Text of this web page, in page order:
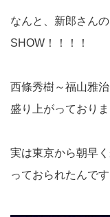
なんと、新郎さん
SHOW！！！！
西條秀樹～福山雅
盛り上がっておりま
実は東京から朝早
っておられたんで